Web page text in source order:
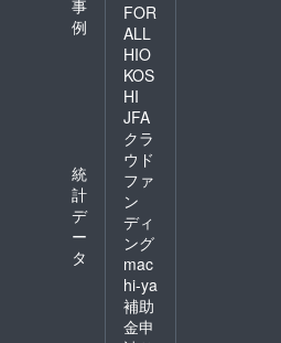
事
例
統
計
デ
ー
タ
FOR
ALL
HIO
KOS
HI
JFA
クラ
ウド
ファ
ン
ディ
ング
mac
hi-ya
補助
金申